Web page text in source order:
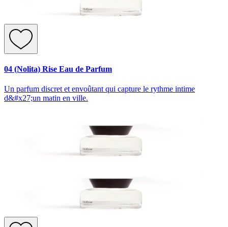
04 (Nolita) Rise Eau de Parfum
Un parfum discret et envoûtant qui capture le rythme intime
d&#x27;un matin en ville.